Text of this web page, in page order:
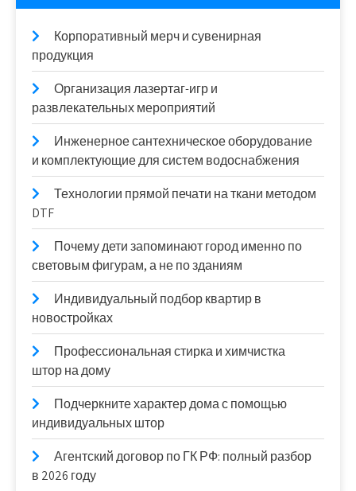
Корпоративный мерч и сувенирная
продукция
Организация лазертаг-игр и
развлекательных мероприятий
Инженерное сантехническое оборудование
и комплектующие для систем водоснабжения
Технологии прямой печати на ткани методом
DTF
Почему дети запоминают город именно по
световым фигурам, а не по зданиям
Индивидуальный подбор квартир в
новостройках
Профессиональная стирка и химчистка
штор на дому
Подчеркните характер дома с помощью
индивидуальных штор
Агентский договор по ГК РФ: полный разбор
в 2026 году